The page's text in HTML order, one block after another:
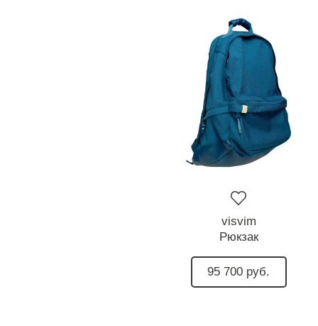
visvim
Рюкзак
95 700 руб.